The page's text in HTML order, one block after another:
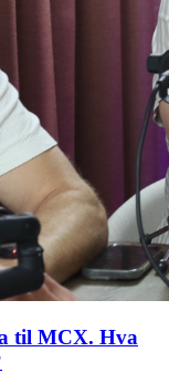
til MCX. Hva